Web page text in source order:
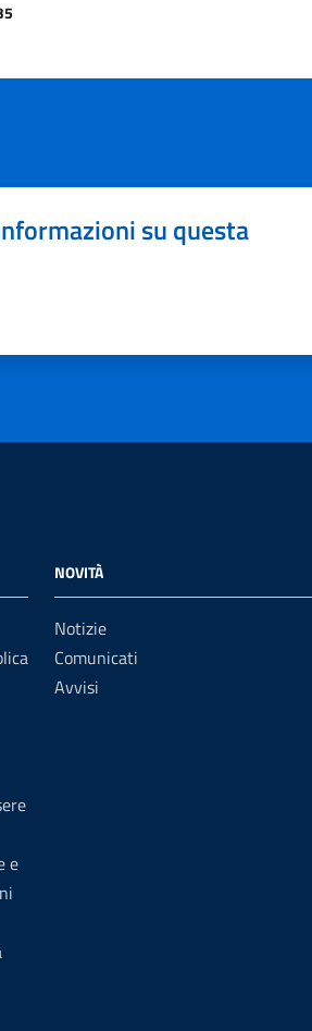
su questa
e
NOVITÀ
Notizie
Comunicati
Avvisi